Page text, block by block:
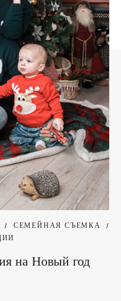
СЕМЕЙНАЯ СЪЕМКА
на Новый год